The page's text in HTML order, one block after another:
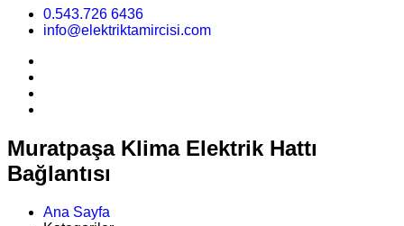
0.543.726 6436
info@elektriktamircisi.com
Muratpaşa Klima Elektrik Hattı
Bağlantısı
Ana Sayfa